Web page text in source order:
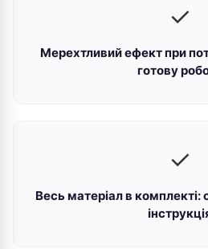
✓
Мерехтливий ефект при
готову
✓
Весь матеріал в комплекті: